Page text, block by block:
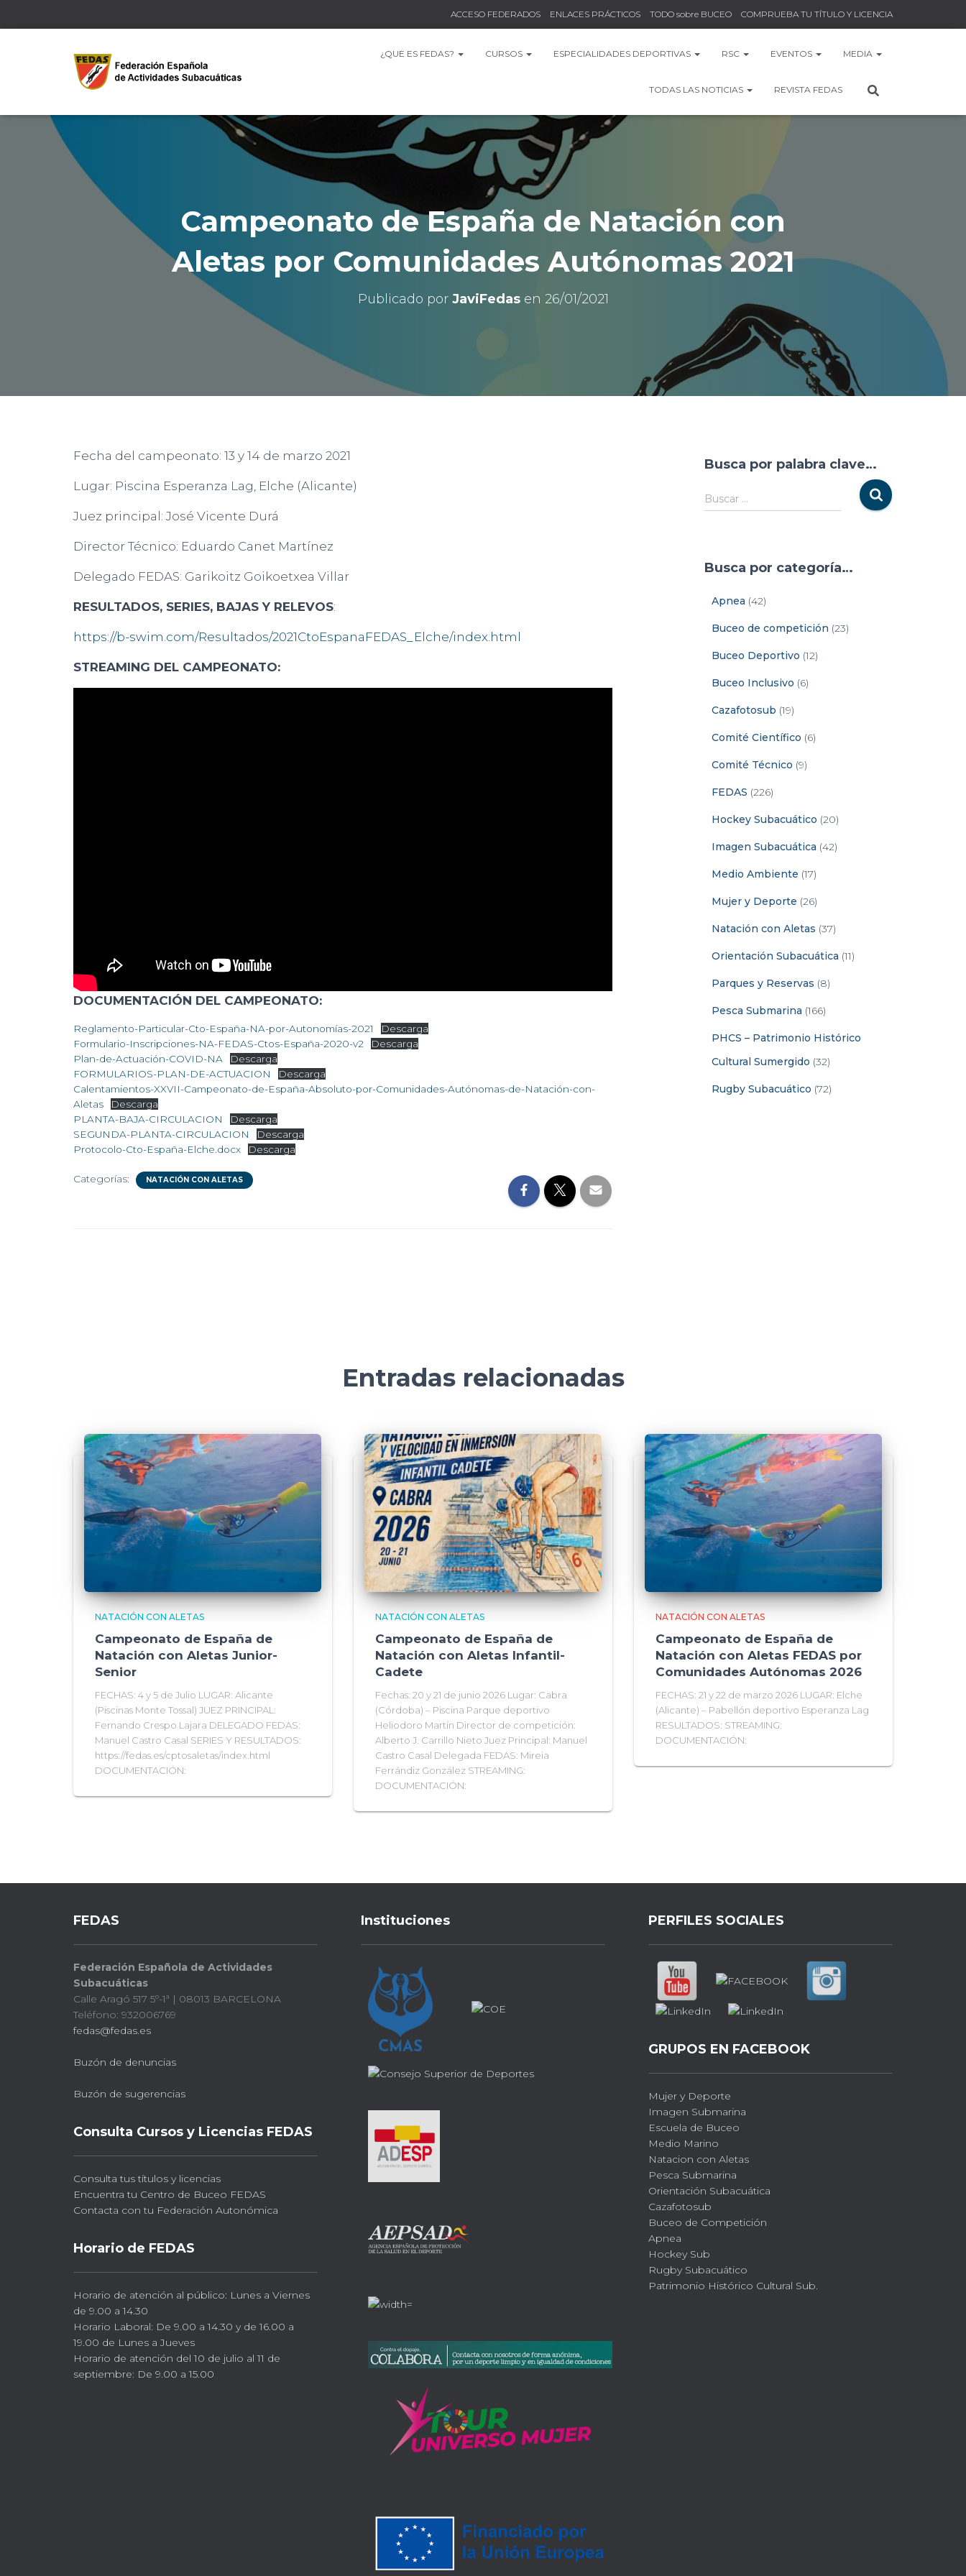
ACCESO FEDERADOS ENLACES PRÁCTICOS TODO sobre BUCEO COMPRUEBA TU TÍTULO Y LICENCIA
¿QUE ES FEDAS? CURSOS ESPECIALIDADES DEPORTIVAS RSC EVENTOS MEDIA
TODAS LAS NOTICIAS REVISTA FEDAS
Campeonato de España de Natación con
Aletas por Comunidades Autónomas 2021
Publicado por JaviFedasen 26/01/2021
Fecha del campeonato: 13 y 14 de marzo 2021
Lugar: Piscina Esperanza Lag, Elche (Alicante)
Juez principal: José Vicente Durá
Director Técnico: Eduardo Canet Martínez
Delegado FEDAS: Garikoitz Goikoetxea Villar
RESULTADOS, SERIES, BAJAS Y RELEVOS:
https://b-swim.com/Resultados/2021CtoEspanaFEDAS_Elche/index.html
STREAMING DEL CAMPEONATO:
DOCUMENTACIÓN DEL CAMPEONATO:
Reglamento-Particular-Cto-España-NA-por-Autonomías-2021
Descarga
Formulario-Inscripciones-NA-FEDAS-Ctos-España-2020-v2
Descarga
Plan-de-Actuación-COVID-NA
Descarga
FORMULARIOS-PLAN-DE-ACTUACION
Descarga
Calentamientos-XXVII-Campeonato-de-España-Absoluto-por-Comunidades-Autónomas-de-Natación-con-
Aletas
Descarga
PLANTA-BAJA-CIRCULACION
Descarga
SEGUNDA-PLANTA-CIRCULACION
Descarga
Protocolo-Cto-España-Elche.docx
Descarga
Categorías: NATACIÓN CON ALETAS
Busca por palabra clave…
Buscar …
Busca por categoría…
Apnea (42)
Buceo de competición (23)
Buceo Deportivo (12)
Buceo Inclusivo (6)
Cazafotosub (19)
Comité Científico (6)
Comité Técnico (9)
FEDAS (226)
Hockey Subacuático (20)
Imagen Subacuática (42)
Medio Ambiente (17)
Mujer y Deporte (26)
Natación con Aletas (37)
Orientación Subacuática (11)
Parques y Reservas (8)
Pesca Submarina (166)
PHCS – Patrimonio Histórico
Cultural Sumergido (32)
Rugby Subacuático (72)
Entradas relacionadas
NATACIÓN CON ALETAS
Campeonato de España de
Natación con Aletas Junior-
Senior
FECHAS: 4 y 5 de Julio LUGAR: Alicante
(Piscinas Monte Tossal) JUEZ PRINCIPAL:
Fernando Crespo Lajara DELEGADO FEDAS:
Manuel Castro Casal SERIES Y RESULTADOS:
https://fedas.es/cptosaletas/index.html
DOCUMENTACIÓN:
NATACIÓN CON ALETAS
Campeonato de España de
Natación con Aletas Infantil-
Cadete
Fechas: 20 y 21 de junio 2026 Lugar: Cabra
(Córdoba) – Piscina Parque deportivo
Heliodoro Martín Director de competición:
Alberto J. Carrillo Nieto Juez Principal: Manuel
Castro Casal Delegada FEDAS: Mireia
Ferrándiz González STREAMING:
DOCUMENTACIÓN:
NATACIÓN CON ALETAS
Campeonato de España de
Natación con Aletas FEDAS por
Comunidades Autónomas 2026
FECHAS: 21 y 22 de marzo 2026 LUGAR: Elche
(Alicante) – Pabellón deportivo Esperanza Lag
RESULTADOS: STREAMING:
DOCUMENTACIÓN:
FEDAS
Federación Española de Actividades
Subacuáticas
Calle Aragó 517 5º-1ª | 08013 BARCELONA
Teléfono: 932006769
fedas@fedas.es
Buzón de denuncias
Buzón de sugerencias
Consulta Cursos y Licencias FEDAS
Consulta tus títulos y licencias
Encuentra tu Centro de Buceo FEDAS
Contacta con tu Federación Autonómica
Horario de FEDAS
Horario de atención al público: Lunes a Viernes
de 9.00 a 14.30
Horario Laboral: De 9.00 a 14.30 y de 16.00 a
19.00 de Lunes a Jueves
Horario de atención del 10 de julio al 11 de
septiembre: De 9.00 a 15.00
Instituciones PERFILES SOCIALES
GRUPOS EN FACEBOOK
Mujer y Deporte
Imagen Submarina
Escuela de Buceo
Medio Marino
Natacion con Aletas
Pesca Submarina
Orientación Subacuática
Cazafotosub
Buceo de Competición
Apnea
Hockey Sub
Rugby Subacuático
Patrimonio Histórico Cultural Sub.